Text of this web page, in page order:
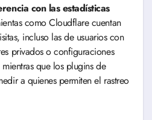
con las estadísticas
como Cloudflare cuentan
incluso las de usuarios con
privados o configuraciones
que los plugins de
a quienes permiten el rastreo